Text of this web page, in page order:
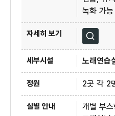
녹화 가능
자세히
노래연습
2곳 각 2
개별 부